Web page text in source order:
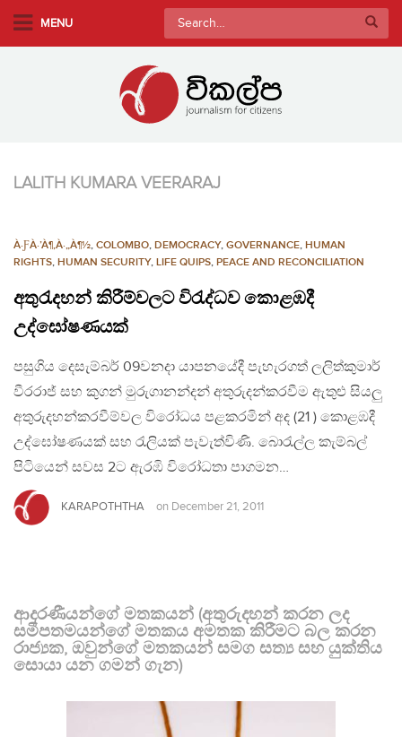
MENU
Search
for:
LALITH KUMARA VEERARAJ
À·ƑÀ·’À¶‚À·„À¶½, COLOMBO, DEMOCRACY, GOVERNANCE, HUMAN
RIGHTS, HUMAN SECURITY, LIFE QUIPS, PEACE AND RECONCILIATION
අතුරැදහන් කිරීම්වලට විරැද්ධව කොළඹදී
උද්ඝෝෂණයක්
පසුගිය දෙසැම්බර් 09වනදා යාපනයේදී පැහැරගත් ලලිත්කුමාර්
වීරරාජ් සහ කුගන් මුරුගානන්දන් අතුරුදන්කරවීම ඇතුළු සියලු
අතුරුදහන්කරවීම්වල විරෝධය පළකරමින් අද (21 ) කොළඹදී
උද්ඝෝෂණයක් සහ රැලියක් පැවැත්විණි. බොරැල්ල කැම්බල්
පිටියෙන් සවස 2ට ඇරඹි විරෝධතා පාගමන…
KARAPOTHTHA on December 21, 2011
ආදරණීයන්ගේ මතකයන් (අතුරුදහන් කරන ලද
සමීපතමයන්ගේ මතකය අමතක කිරීමට බල කරන
රාජ්‍යක, ඔවුන්ගේ මතකයන් සමග සත්‍ය සහ යුක්තිය
සොයා යන ගමන් ගැන)